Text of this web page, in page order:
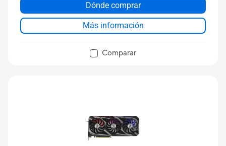
Dónde comprar
Más información
Comparar